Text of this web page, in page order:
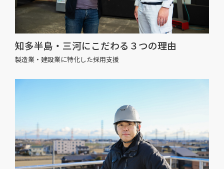
知多半島・三河にこだわる３つの理由
製造業・建設業に特化した採用支援